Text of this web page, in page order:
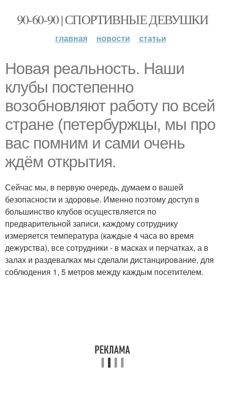
90-60-90 | СПОРТИВНЫЕ ДЕВУШКИ
главная новости статьи
Новая реальность. Наши
клубы постепенно
возобновляют работу по всей
стране (петербуржцы, мы про
вас помним и сами очень
ждём открытия.
Сейчас мы, в первую очередь, думаем о вашей
безопасности и здоровье. Именно поэтому доступ в
большинство клубов осуществляется по
предварительной записи, каждому сотруднику
измеряется температура (каждые 4 часа во время
дежурства), все сотрудники - в масках и перчатках, а в
залах и раздевалках мы сделали дистанцирование, для
соблюдения 1, 5 метров между каждым посетителем.